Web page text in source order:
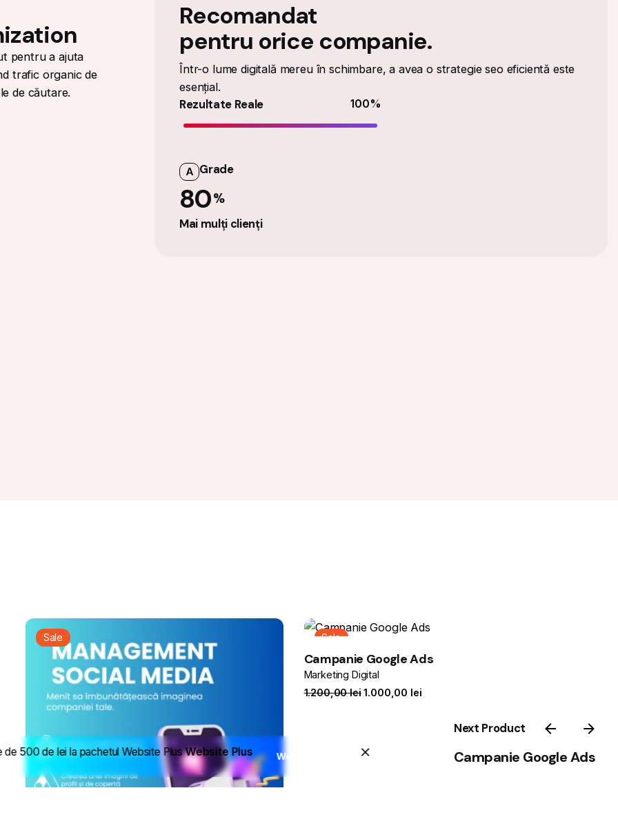
1.800,00 1.500,00 lei
Adaugă în coș
pentru a ajuta
trafic organic de
de căutare.
Recomandat
pentru orice companie.
Într-o lume digitală mereu în schimbare, a avea o strategie seo eficientă este
esențial.
Rezultate Reale 100%
A Grade
80%
Mai mulți clienți
Sale Sale
Campanie Google Ads
Marketing Digital
1.200,00lei 1.000,00 lei
Next Product
Campanie Google Ads
500 de lei la pachetul Website PlusWebsite Plus Website Plus